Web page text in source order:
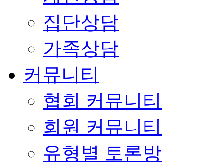
집단상담
가족상담
커뮤니티
협회 커뮤니티
회원 커뮤니티
유형별 토론방